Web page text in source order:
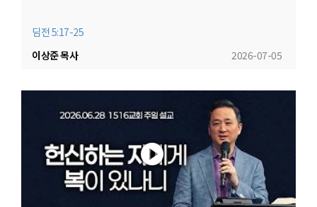
딤전 5:17-25
2026-07-05
이상준 목사